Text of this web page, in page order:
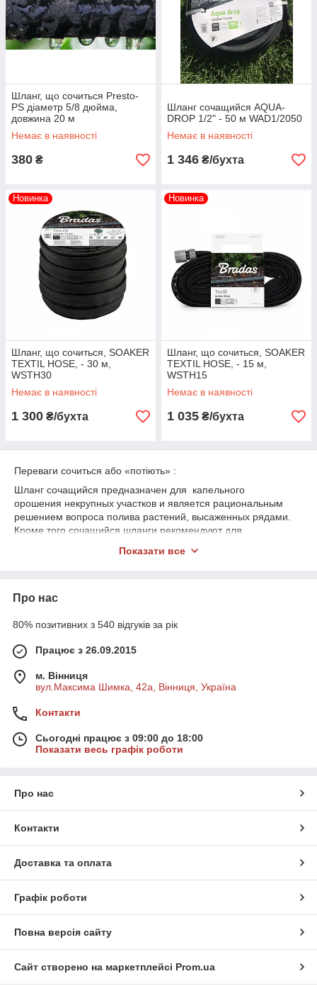
Шланг, що сочиться Presto-
PS діаметр 5/8 дюйма,
довжина 20 м
Немає в наявності
380 ₴
Шланг сочащийся AQUA-
DROP 1/2" - 50 м WAD1/2050
Немає в наявності
1 346 ₴/бухта
Новинка
Шланг, що сочиться, SOAKER
TEXTIL HOSE, - 30 м,
WSTH30
Немає в наявності
1 300 ₴/бухта
Новинка
Шланг, що сочиться, SOAKER
TEXTIL HOSE, - 15 м,
WSTH15
Немає в наявності
1 035 ₴/бухта
Переваги сочиться або «потіють» :
Шланг сочащийся предназначен для капельного
орошения некрупных участков и является рациональным
решением вопроса полива растений, высаженных рядами.
Кроме того сочащийся шланги рекомендуют для
листья. Устойчивы к механическому повреждению в
содержит в своем составе вредных для здоровья человека и
для крапельного зрошення густо посаджених рослин,
грунті і в парниках. Для поливів декоративних рослин, кущів і
Показати все
Про нас
80% позитивних з 540 відгуків за рік
Працює з 26.09.2015
м. Вінниця
вул.Максима Шимка, 42а, Вінниця, Україна
Контакти
Сьогодні працює з 09:00 до 18:00
Показати весь графік роботи
Про нас
Контакти
Доставка та оплата
Графік роботи
Повна версія сайту
Сайт створено на маркетплейсі Prom.ua